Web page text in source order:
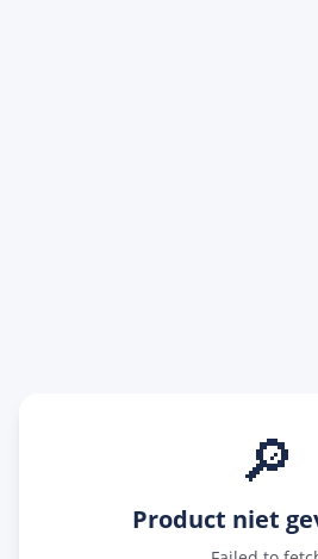
🔎
Product niet